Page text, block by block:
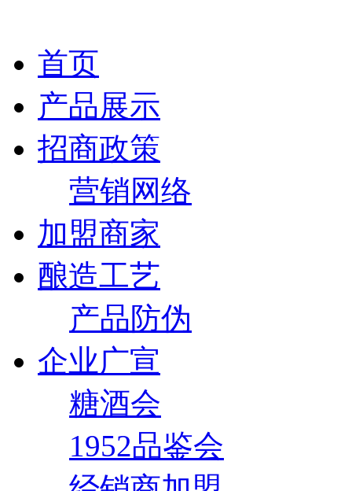
首页
产品展示
招商政策
营销网络
加盟商家
酿造工艺
产品防伪
企业广宣
糖酒会
1952品鉴会